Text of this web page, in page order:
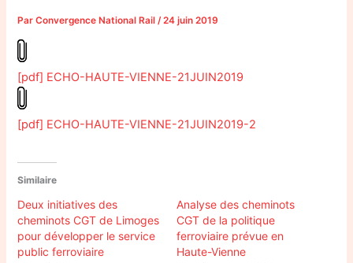
ParConvergence National Rail/24 juin 2019
[pdf] ECHO-HAUTE-VIENNE-21JUIN2019
[pdf] ECHO-HAUTE-VIENNE-21JUIN2019-2
Similaire
Deux initiatives des
cheminots CGT de Limoges
pour développer le service
public ferroviaire
Analyse des cheminots
CGT de la politique
ferroviaire prévue en
Haute-Vienne